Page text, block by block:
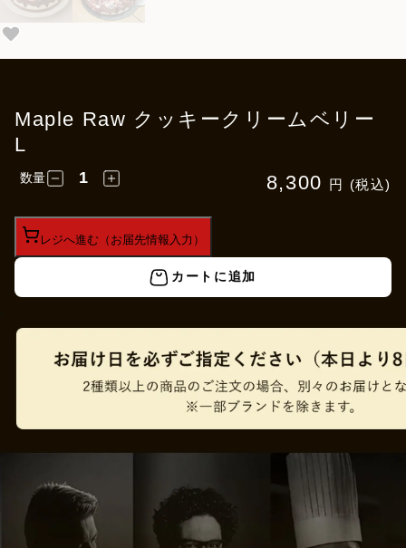
Maple Raw クッキークリームベリー
L
8,300 円 (税込)
数量
レジへ進む（お届先情報入力）
カートに追加